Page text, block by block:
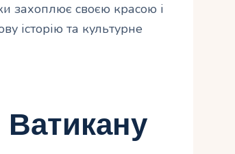
захоплює своєю красою і
історію та культурне
Ватикану